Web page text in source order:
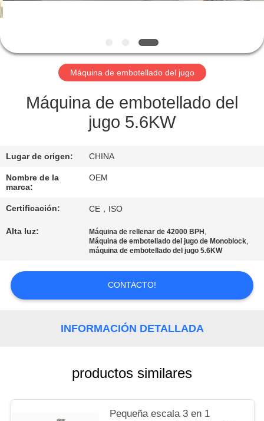
CONTROL
DE
CALIDAD
ÉNTRENOS
CON
PIDA
UNA
CITA
MAPA
DEL
Máquina de embotellado del jugo
Máquina de embotellado del
jugo 5.6KW
Lugar de origen: CHINA
Nombre de la
marca:
OEM
Certificación: CE，ISO
Alta luz: Máquina de rellenar de 42000 BPH ,
Máquina de embotellado del jugo de Monoblock,
máquina de embotellado del jugo 5.6KW
CONTACTO!
INFORMACIÓN DETALLADA
productos similares
Pequeña escala 3 en 1